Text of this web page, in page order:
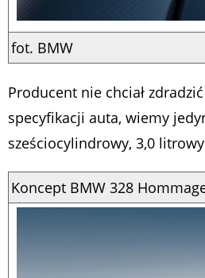
fot. BMW
Producent nie chciał
specyfikacji auta, wiemy
sześciocylindrowy, 3,0
Koncept BMW 328